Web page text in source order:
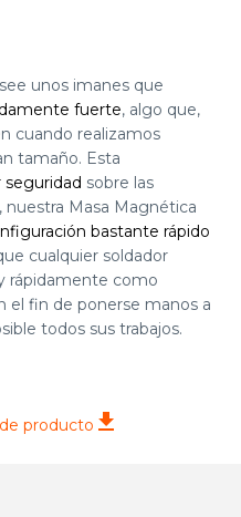
unos imanes que
fuerte, algo que,
cuando realizamos
tamaño. Esta
seguridad sobre las
nuestra Masa Magnética
bastante rápido
cualquier soldador
rápidamente como
el fin de ponerse manos a
todos sus trabajos.
producto